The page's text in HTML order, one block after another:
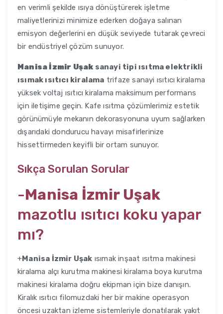
en verimli şekilde ısıya dönüştürerek işletme
maliyetlerinizi minimize ederken doğaya salınan
emisyon değerlerini en düşük seviyede tutarak çevreci
bir endüstriyel çözüm sunuyor.
Manisa İzmir Uşak sanayi tipi ısıtma elektrikli
ısımak ısıtıcı kiralama trifaze sanayi ısıtıcı kiralama
yüksek voltaj ısıtıcı kiralama maksimum performans
için iletişime geçin. Kafe ısıtma çözümlerimiz estetik
görünümüyle mekanın dekorasyonuna uyum sağlarken
dışarıdaki dondurucu havayı misafirlerinize
hissettirmeden keyifli bir ortam sunuyor.
Sıkça Sorulan Sorular
-Manisa İzmir Uşak
mazotlu ısıtıcı koku yapar
mı?
+Manisa İzmir Uşak ısımak inşaat ısıtma makinesi
kiralama alçı kurutma makinesi kiralama boya kurutma
makinesi kiralama doğru ekipman için bize danışın.
Kiralık ısıtıcı filomuzdaki her bir makine operasyon
öncesi uzaktan izleme sistemleriyle donatılarak yakıt